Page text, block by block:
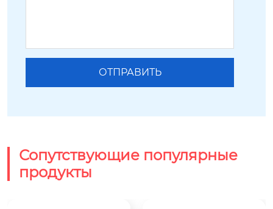
Сопутствующие популярные
продукты